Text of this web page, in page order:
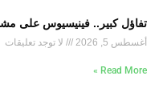
تفاؤل كبير.. فينيسيوس على
أغسطس 5, 2026 لا توجد تعليقات
Read More »